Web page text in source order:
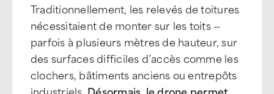
Traditionnellement, les relevés de toitures
nécessitaient de monter sur les toits —
parfois à plusieurs mètres de hauteur, sur
des surfaces difficiles d’accès comme les
clochers, bâtiments anciens ou entrepôts